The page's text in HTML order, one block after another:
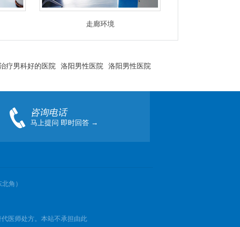
走廊环境
疗男科好的医院 洛阳男性医院 洛阳男性医院
咨询电话
马上提问 即时回答 →
角）
医师处方。本站不承担由此